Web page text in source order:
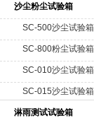
沙尘粉尘试验箱
SC-500沙尘试验箱
SC-800粉尘试验箱
SC-010沙尘试验箱
SC-015沙尘试验箱
淋雨测试试验箱